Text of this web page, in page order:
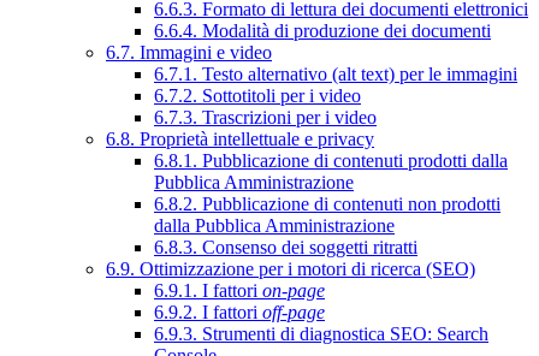
6.6.3. Formato di lettura dei documenti elettronici
6.6.4. Modalità di produzione dei documenti
6.7. Immagini e video
6.7.1. Testo alternativo (alt text) per le immagini
6.7.2. Sottotitoli per i video
6.7.3. Trascrizioni per i video
6.8. Proprietà intellettuale e privacy
6.8.1. Pubblicazione di contenuti prodotti dalla
Pubblica Amministrazione
6.8.2. Pubblicazione di contenuti non prodotti
dalla Pubblica Amministrazione
6.8.3. Consenso dei soggetti ritratti
6.9. Ottimizzazione per i motori di ricerca (SEO)
6.9.1. I fattori on-page
6.9.2. I fattori off-page
6.9.3. Strumenti di diagnostica SEO: Search